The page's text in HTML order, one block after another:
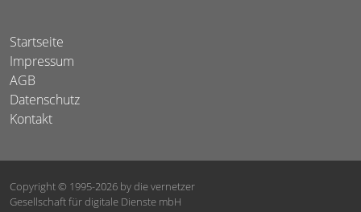
Startseite
Impressum
AGB
Datenschutz
Kontakt
Copyright © 1995-2026 by die vernetzer
Gesellschaft für digitale Dienste mbH